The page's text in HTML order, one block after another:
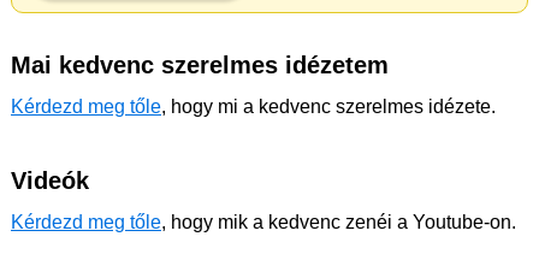
Mai kedvenc szerelmes idézetem
Kérdezd meg tőle, hogy mi a kedvenc szerelmes idézete.
Videók
Kérdezd meg tőle, hogy mik a kedvenc zenéi a Youtube-on.